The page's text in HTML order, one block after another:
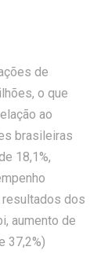
de
o que
ao
brasileiras
18,1%,
dos
aumento de
37,2%)